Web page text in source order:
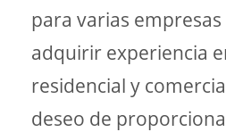
para varias
adquirir experiencia
residencial y
deseo de